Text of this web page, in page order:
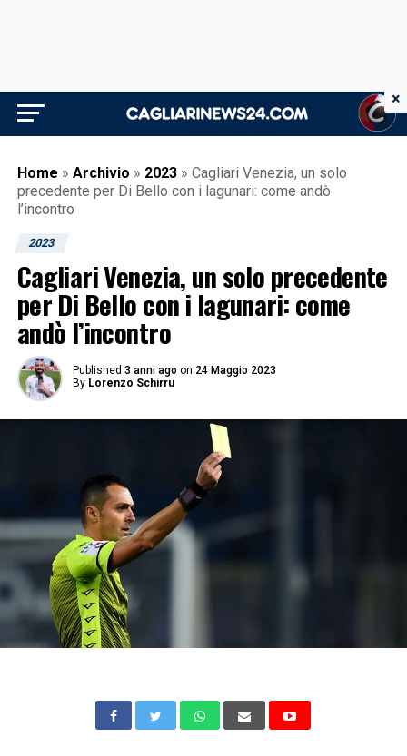
Home » Archivio » 2023 » Cagliari Venezia, un solo
precedente per Di Bello con i lagunari: come andò
l’incontro
2023
Cagliari Venezia, un solo precedente
per Di Bello con i lagunari: come
andò l’incontro
Published 3 anni ago on 24 Maggio 2023
By Lorenzo Schirru
×